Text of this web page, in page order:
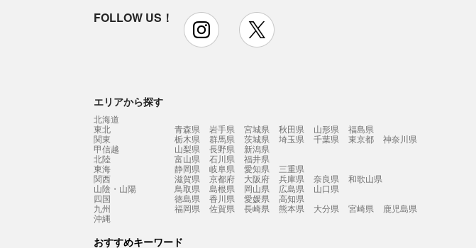
FOLLOW US！ instagram
エリアから探す
北海道
東北
青森県 岩手県 宮城県 秋田県 山形県
福島県
関東
栃木県 群馬県 茨城県 埼玉県 千葉県 東京都
神奈川県
甲信越
山梨県 長野県
新潟県
北陸
富山県 石川県
福井県
東海
静岡県 岐阜県 愛知県
三重県
関西
滋賀県 京都府 大阪府 兵庫県 奈良県
和歌山県
山陰・山陽
鳥取県 島根県 岡山県 広島県
山口県
四国
徳島県 香川県 愛媛県
高知県
九州
福岡県 佐賀県 長崎県 熊本県 大分県 宮崎県
鹿児島県
沖縄
おすすめキーワード